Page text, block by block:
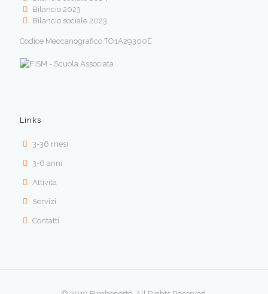
Bilancio 2023
Bilancio sociale 2023
Codice Meccanografico TO1A29300E
Links
3-36 mesi
3-6 anni
Attività
Servizi
Contatti